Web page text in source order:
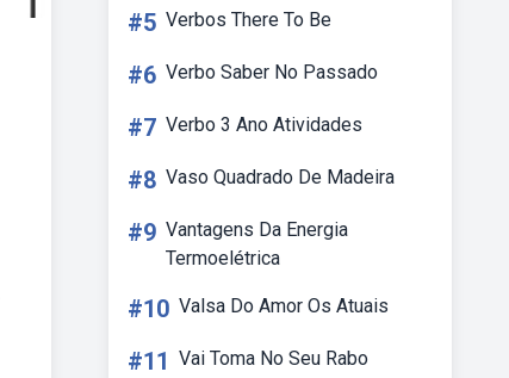
#5 Verbos There To Be
#6 Verbo Saber No Passado
#7 Verbo 3 Ano Atividades
#8 Vaso Quadrado De Madeira
#9 Vantagens Da Energia
Termoelétrica
#10 Valsa Do Amor Os Atuais
#11 Vai Toma No Seu Rabo